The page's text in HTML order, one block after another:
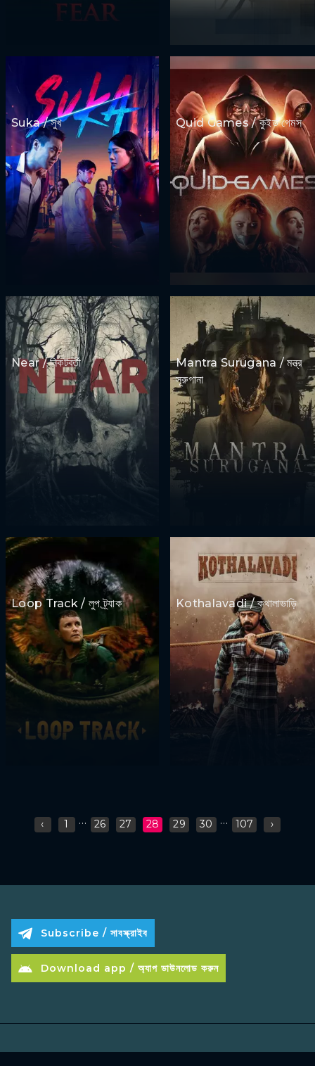
Suka / সুখ Quid Games / কুইড গেমস
Near / নিকটবর্তী
Mantra Surugana / মন্ত্র
সূরুগানা
Loop Track / লুপ ট্র্যাক Kothalavadi / কথালাভাড়ি
‹ 1 ... 26 27 28 29 30 ... 107 ›
Subscribe / সাবস্ক্রাইব
Download app / অ্যাপ ডাউনলোড করুন